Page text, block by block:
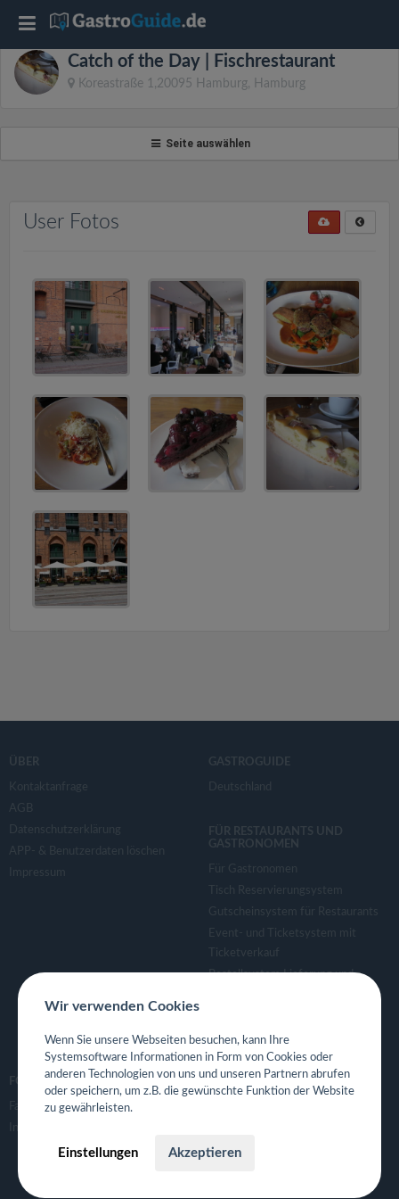
Catch of the Day | Fischrestaurant
Koreastraße 1,20095 Hamburg, Hamburg
Seite auswählen
User Fotos
ÜBER
Kontaktanfrage
AGB
Datenschutzerklärung
APP- & Benutzerdaten löschen
Impressum
GASTROGUIDE
Deutschland
FÜR RESTAURANTS UND
GASTRONOMEN
Für Gastronomen
Tisch Reservierungsystem
Gutscheinsystem für Restaurants
Event- und Ticketsystem mit
Ticketverkauf
Bestellsystem Lieferung und
Eigene App für Restaurant
FOLGE UNS
Facebook
Instagram
Wir verwenden Cookies
Wenn Sie unsere Webseiten besuchen, kann Ihre
Systemsoftware Informationen in Form von Cookies oder
anderen Technologien von uns und unseren Partnern abrufen
oder speichern, um z.B. die gewünschte Funktion der Website
zu gewährleisten.
Einstellungen Akzeptieren
T
o
l
a
v
a
t